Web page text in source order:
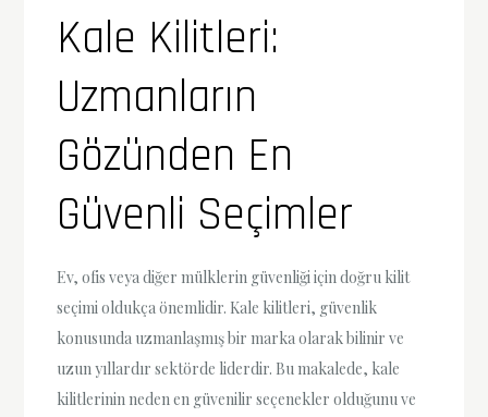
Kale Kilitleri:
Uzmanların
Gözünden En
Güvenli Seçimler
Ev, ofis veya diğer mülklerin güvenliği için doğru kilit
seçimi oldukça önemlidir. Kale kilitleri, güvenlik
konusunda uzmanlaşmış bir marka olarak bilinir ve
uzun yıllardır sektörde liderdir. Bu makalede, kale
kilitlerinin neden en güvenilir seçenekler olduğunu ve